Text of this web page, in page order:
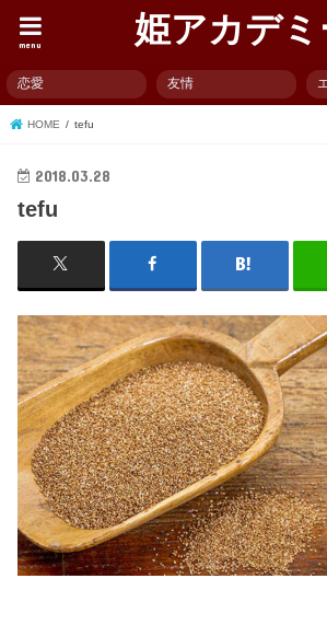
姫アカデミ
menu
恋愛 友情
HOME tefu
2018.03.28
tefu